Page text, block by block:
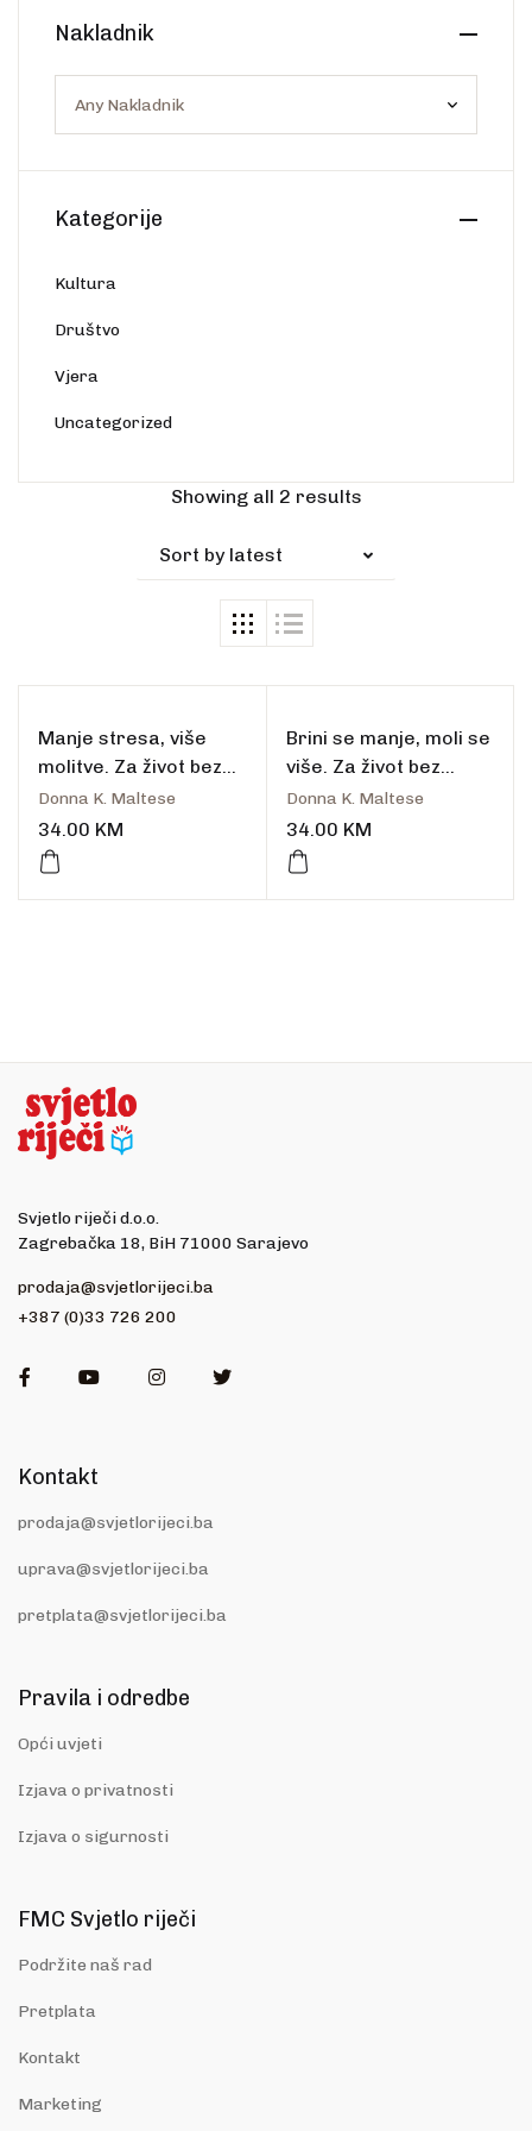
Web portal Svjetlo riječi
Showing all 2 results
Sort by latest
Manje stresa, više
molitve. Za život bez
stresa
Donna K. Maltese
34.00 KM
Brini se manje, moli se
više. Za život bez
tjeskobe
Donna K. Maltese
34.00 KM
Nakladnik
Kategorije
Kultura
Društvo
Vjera
Uncategorized
Svjetlo riječi d.o.o.
Zagrebačka 18, BiH 71000 Sarajevo
prodaja@svjetlorijeci.ba
+387 (0)33 726 200
FacebookYoutubeInstagramTwitter
Kontakt
prodaja@svjetlorijeci.ba
uprava@svjetlorijeci.ba
pretplata@svjetlorijeci.ba
Pravila i odredbe
Opći uvjeti
Izjava o privatnosti
Izjava o sigurnosti
FMC Svjetlo riječi
Podržite naš rad
Pretplata
Kontakt
Marketing